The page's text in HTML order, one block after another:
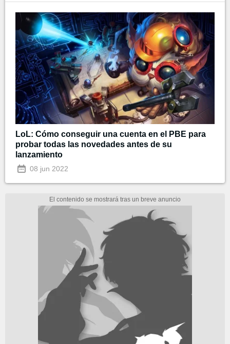
LoL: Cómo conseguir una cuenta en el PBE para
probar todas las novedades antes de su
lanzamiento
08 jun 2022